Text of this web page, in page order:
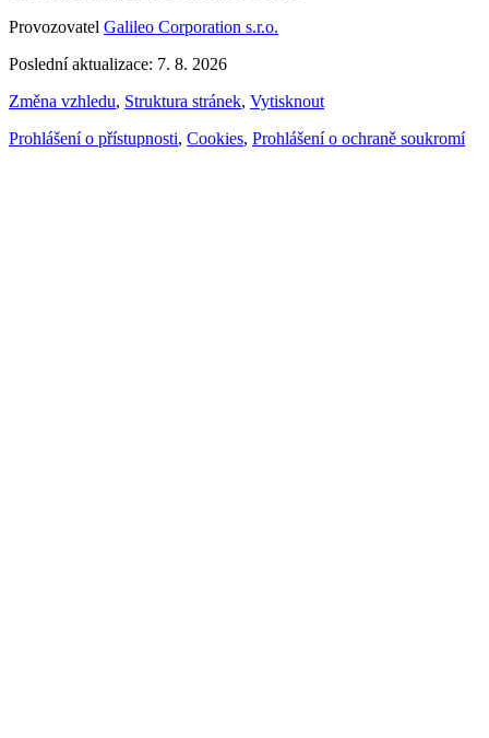
Provozovatel Galileo Corporation s.r.o.
Poslední aktualizace: 7. 8. 2026
Změna vzhledu, Struktura stránek, Vytisknout
Prohlášení o přístupnosti, Cookies, Prohlášení o ochraně soukromí